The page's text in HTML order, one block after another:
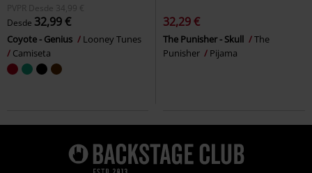
PVPR
Desde 34,99 €
Desde 32,99 €
Coyote - Genius
Looney Tunes
Camiseta
32,29 €
The Punisher - Skull
The
Punisher
Pijama